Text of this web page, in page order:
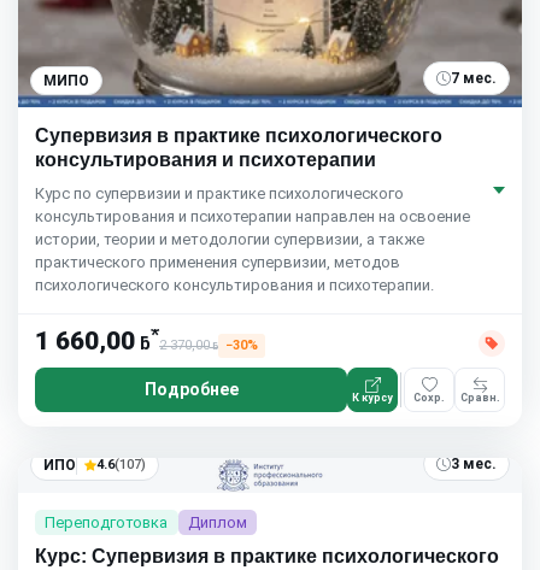
МИПО 7 мес.
Супервизия в практике психологического
консультирования и психотерапии
Курс по супервизии и практике психологического
консультирования и психотерапии направлен на освоение
истории, теории и методологии супервизии, а также
практического применения супервизии, методов
психологического консультирования и психотерапии.
1 660,00 ƃ*
2 370,00ƃ −30%
Подробнее К курсу Сохр. Сравн.
ИПО 4.6(107) 3 мес.
Переподготовка Диплом
Курс: Супервизия в практике психологического